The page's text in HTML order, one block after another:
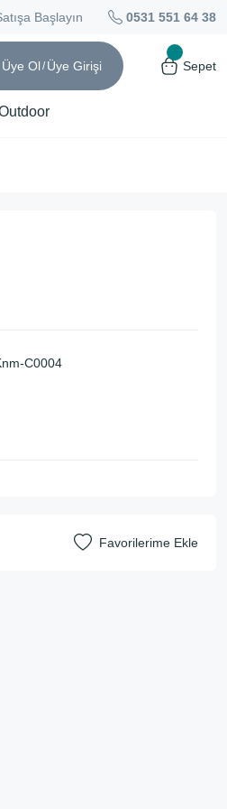
Başlayın 0531 551 64 38
Üye Ol/ Üye Girişi Sepet
C0004